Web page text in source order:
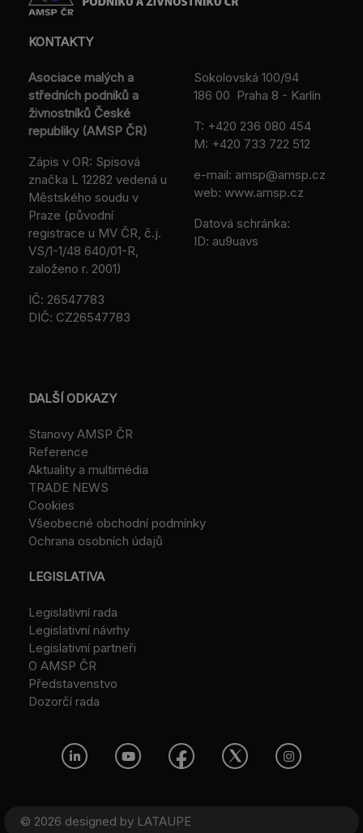
KONTAKTY
Asociace malých a
středních podniků a
živnostníků České
republiky (AMSP ČR)
Zápis v OR: Spisová
značka L 12282 vedená u
Městského soudu v
Praze (původní
registrace u MV ČR, č.j.
VS/1-1/48 640/01-R,
založeno r. 2001)
IČ: 26547783
DIČ: CZ26547783
Sokolovská 100/94
186 00 Praha 8 - Karlín
T: +420 236 080 454
M: +420 733 722 512
e-mail: amsp@amsp.cz
web: www.amsp.cz
Datová schránka:
ID: au9uavs
DALŠÍ ODKAZY
Stanovy AMSP ČR
Reference
Aktuality a multimédia
TRADE NEWS
Cookies
Všeobecné obchodní podmínky
Ochrana osobních údajů
LEGISLATIVA
Legislativní rada
Legislativní návrhy
Legislativní partneři
O AMSP ČR
Představenstvo
Dozorčí rada
© 2026 designed by LATAUPE